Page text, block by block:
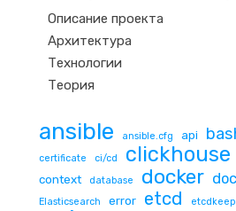
Описание проекта
Архитектура
Технологии
Теория
ansible ansible.cfg api
certificate ci/cd clickhouse
context database docker
Elasticsearch error etcd